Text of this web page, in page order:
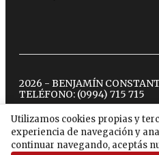
Utilizamos cookies propias y
experiencia de navegación y
continuar navegando, aceptás
2026 - BENJAMÍN
TELÉFONO: (0994) 715 715
twitterinstagram
facebook